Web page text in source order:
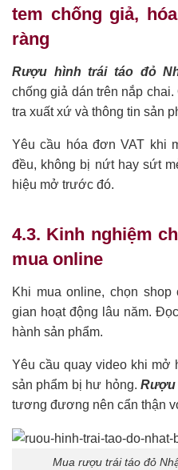
tem chống giả,
ràng
Rượu hình trái táo đỏ
chống giả dán trên nắp
tra xuất xứ và thông tin sản
Yêu cầu hóa đơn VAT khi
đều, không bị nứt hay sứt
hiệu mở trước đó.
4.3. Kinh nghiệm
mua online
Khi mua online, chọn
gian hoạt động lâu năm.
hành sản phẩm.
Yêu cầu quay video khi mở
sản phẩm bị hư hỏng.Rượu
tương đương nên cẩn thận
Mua rượu trái táo đỏ